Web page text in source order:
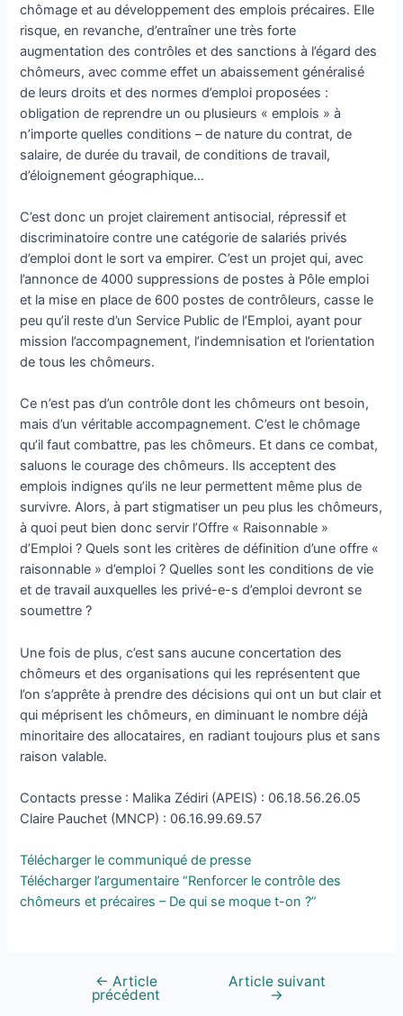
chômage et au développement des emplois précaires. Elle
risque, en revanche, d’entraîner une très forte
augmentation des contrôles et des sanctions à l’égard des
chômeurs, avec comme effet un abaissement généralisé
de leurs droits et des normes d’emploi proposées :
obligation de reprendre un ou plusieurs « emplois » à
n’importe quelles conditions – de nature du contrat, de
salaire, de durée du travail, de conditions de travail,
d’éloignement géographique…
C’est donc un projet clairement antisocial, répressif et
discriminatoire contre une catégorie de salariés privés
d’emploi dont le sort va empirer. C’est un projet qui, avec
l’annonce de 4000 suppressions de postes à Pôle emploi
et la mise en place de 600 postes de contrôleurs, casse le
peu qu’il reste d’un Service Public de l’Emploi, ayant pour
mission l’accompagnement, l’indemnisation et l’orientation
de tous les chômeurs.
Ce n’est pas d’un contrôle dont les chômeurs ont besoin,
mais d’un véritable accompagnement. C’est le chômage
qu’il faut combattre, pas les chômeurs. Et dans ce combat,
saluons le courage des chômeurs. Ils acceptent des
emplois indignes qu’ils ne leur permettent même plus de
survivre. Alors, à part stigmatiser un peu plus les chômeurs,
à quoi peut bien donc servir l’Offre « Raisonnable »
d’Emploi ? Quels sont les critères de définition d’une offre «
raisonnable » d’emploi ? Quelles sont les conditions de vie
et de travail auxquelles les privé-e-s d’emploi devront se
soumettre ?
Une fois de plus, c’est sans aucune concertation des
chômeurs et des organisations qui les représentent que
l’on s’apprête à prendre des décisions qui ont un but clair et
qui méprisent les chômeurs, en diminuant le nombre déjà
minoritaire des allocataires, en radiant toujours plus et sans
raison valable.
Contacts presse : Malika Zédiri (APEIS) : 06.18.56.26.05
Claire Pauchet (MNCP) : 06.16.99.69.57
Télécharger le communiqué de presse
Télécharger l’argumentaire “Renforcer le contrôle des
chômeurs et précaires – De qui se moque t-on ?”
← Article
précédent
Article suivant
→